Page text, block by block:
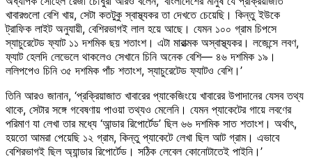
খাবারগুলো বেশি খায়, সেটা কতটুকু স্বাস্থ্যকর তা দেখতে চেয়েছি। কিন্তু ইউকে
ট্রাফিক লাইট অনুযায়ী, বেশিরভাগই লাল হয়ে আছে। যেমন ১০০ গ্রাম চিপসে
স্যাচুরেটেড ফ্যাট ১১ দশমিক ছয় শতাংশ। এটা মারাত্মক অস্বাস্থ্যকর। লজেন্সে লবণ,
ফ্যাট হেলদি লেভেলে থাকলেও সেখানে চিনি অনেক বেশি— ৪৬ দশমিক ১৯।
ললিপপেও চিনি ৩৫ দশমিক পাঁচ শতাংশ, স্যাচুরেটেড ফ্যাটও বেশি।’
তিনি আরও জানান, ‘প্রক্রিয়াজাত খাবারের প্যাকেজিংয়ে খাবারের উপাদানের যেসব তথ্য
থাকে, সেটার সঙ্গে গবেষণায় পাওয়া তথ্যও মেলেনি। যেমন প্যাকেটের গায়ে লবণের
পরিমাণ যা লেখা তার মধ্যে ‘আন্ডার রিপোর্টেড’ ছিল ৬৬ দশমিক সাত শতাংশ। অর্থাৎ,
হয়তো আমরা পেয়েছি ১২ গ্রাম, কিন্তু প্যাকেটে লেখা ছিল আট গ্রাম। এভাবে
বেশিরভাগই ছিল অ্যান্ডার রিপোর্টেড। সঠিক লেবেল কোনোটাতেই পাইনি।’